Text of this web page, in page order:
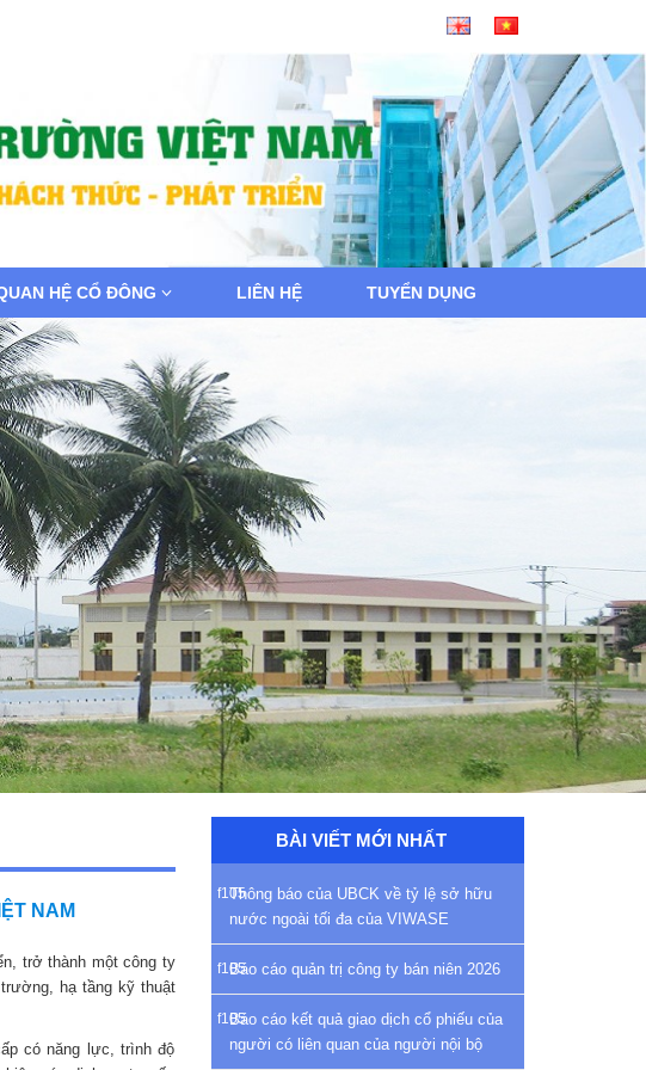
HỆ CỔ ĐÔNG LIÊN HỆ TUYỂN DỤNG
NAM
trở thành một công ty
hạ tầng kỹ thuật
có năng lực, trình độ
BÀI VIẾT MỚI NHẤT
Thông báo của UBCK về tỷ lệ sở hữu
nước ngoài tối đa của VIWASE
Báo cáo quản trị công ty bán niên 2026
Báo cáo kết quả giao dịch cổ phiếu của
người có liên quan của người nội bộ